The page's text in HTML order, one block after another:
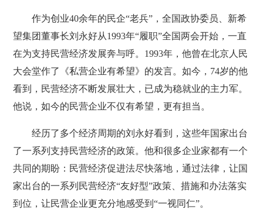
作为创业40余年的民企“老兵”，全国政协委员、新希
望集团董事长刘永好从1993年“履职”全国两会开始，一直
在为支持民营经济发展奔与呼。1993年，他曾在北京人民
大会堂作了《私营企业有希望》的发言。如今，74岁的他
看到，民营经济不断发展壮大，已成为稳就业的主力军。
他说，如今的民营企业不仅有希望，更有担当。
经历了多个经济周期的刘永好看到，这些年国家出台
了一系列支持民营经济的政策。他和很多企业家都有一个
共同的期盼：民营经济促进法尽快落地，通过法律，让国
家出台的一系列民营经济“友好型”政策、措施和办法落实
到位，让民营企业更充分地感受到“一视同仁”。